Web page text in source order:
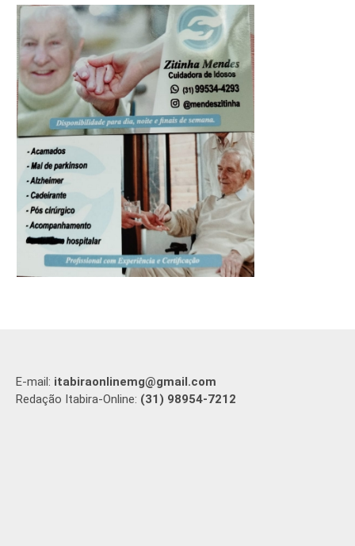
E-mail: itabiraonlinemg@gmail.com
Redação Itabira-Online: (31) 98954-7212